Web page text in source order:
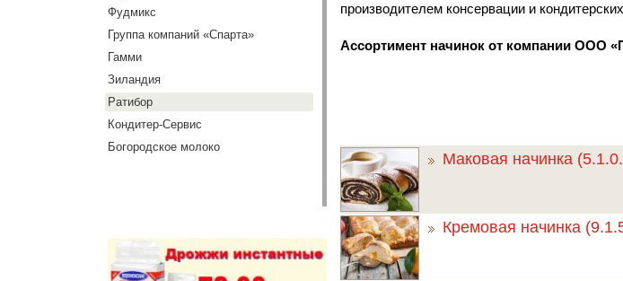
Фудмикс
Группа компаний «Спарта»
Гамми
Зиландия
Ратибор
Кондитер-Сервис
Богородское молоко
производителем консервации и
Ассортимент начинок от компании ООО
Маковая начинка
Кремовая начинка